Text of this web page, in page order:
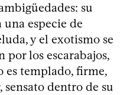
su
especie de
y el exotismo se
por los escarabajos,
es templado, firme,
dentro de su